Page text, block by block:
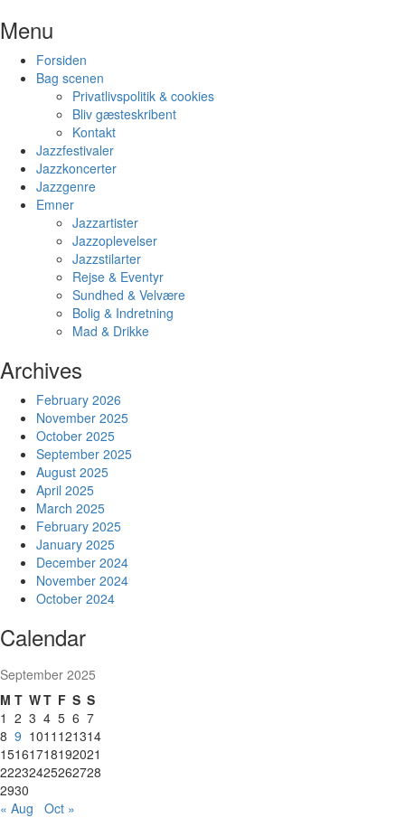
to
content
Menu
Forsiden
Bag scenen
Privatlivspolitik & cookies
Bliv gæsteskribent
Kontakt
Jazzfestivaler
Jazzkoncerter
Jazzgenre
Emner
Jazzartister
Jazzoplevelser
Jazzstilarter
Rejse & Eventyr
Sundhed & Velvære
Bolig & Indretning
Mad & Drikke
Archives
February 2026
November 2025
October 2025
September 2025
August 2025
April 2025
March 2025
February 2025
January 2025
December 2024
November 2024
October 2024
Calendar
September 2025
M T WT F S S
1 2 3 4 5 6 7
8 9 1011 121314
15161718192021
22232425262728
2930
« Aug
Oct »